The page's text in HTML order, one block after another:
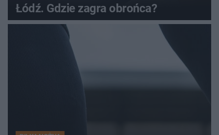
Łódź. Gdzie zagra obrońca?